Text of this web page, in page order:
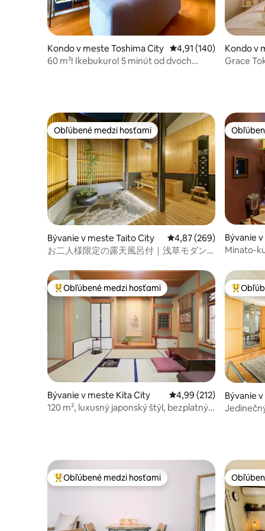
Kondo v meste Toshima City Priemerné
4,91 (140)
60 m²! Ikebukuro! 5 minút od dvoch
Kondo v
Grace Tokyo
stanici
Shibuya
Obľúbené medzi hosťami
Obľúbené medzi hosťami
Bývanie v meste Taito City Priemerné
4,87 (269)
お二人様限定の露天風呂付｜浅草モダン
野観光拠点 ｜柳通り西棟
Bývanie
Minato-
Najobľúbenejšie medzi hosťami
Obľúbené medzi hosťami
Bývanie v meste Kita City Priemerné
4,99 (212)
120 m², luxusný japonský štýl, bezplatný
Bývanie
Najobľúbenejšie medzi hosťami
Obľúbené medzi hosťami